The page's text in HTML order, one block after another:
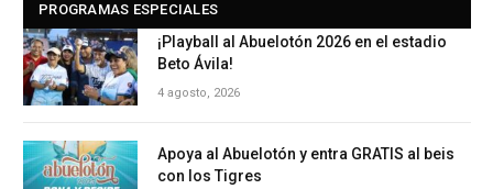
PROGRAMAS ESPECIALES
¡Playball al Abuelotón 2026 en el estadio
Beto Ávila!
4 agosto, 2026
Apoya al Abuelotón y entra GRATIS al beis
con los Tigres